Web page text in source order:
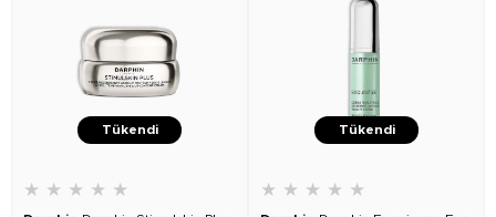
Tükendi
★ ★ ★ ★ ★
Tükendi
★ ★ ★ ★ ★